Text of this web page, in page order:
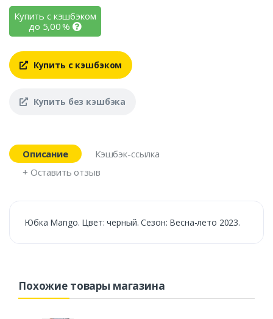
Купить с кэшбэком
до 5,00%
Купить с кэшбэком
Купить без кэшбэка
Описание
Кэшбэк-ссылка
+ Оставить отзыв
Юбка Mango. Цвет: черный. Сезон: Весна-лето 2023.
Похожие товары магазина